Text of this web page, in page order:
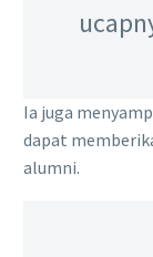
Ia juga
dapat
alumni.